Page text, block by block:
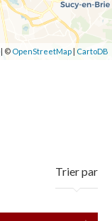
| © OpenStreetMap | CartoDB
Trier par